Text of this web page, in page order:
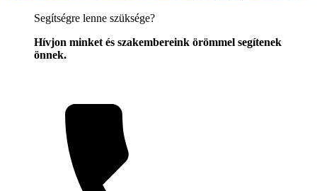
Segítségre lenne szüksége?
Hívjon minket és szakembereink örömmel segítenek
önnek.